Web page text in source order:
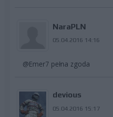
NaraPLN
05.04.2016 14:16
@Emer7 pełna zgoda
devious
05.04.2016 15:17